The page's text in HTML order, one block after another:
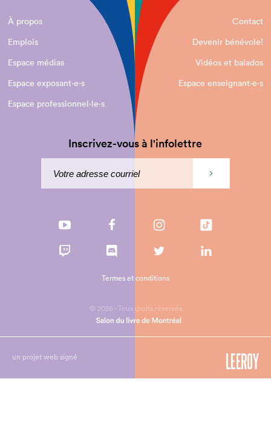
À propos
Contact
Emplois
Devenir bénévole!
Espace médias
Vidéos et balados
Espace exposant·e⋅s
Espace enseignant·e⋅s
Espace professionnel·le⋅s
Inscrivez-vous à l'infolettre
© 2026 - Tous droits réservés
Termes et conditions
un projet web signé